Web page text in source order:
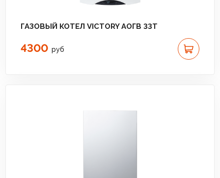
ГАЗОВЫЙ КОТЕЛ VICTORY АОГВ 33T
4300 руб